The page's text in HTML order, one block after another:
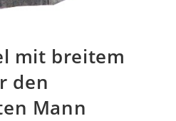
mit breitem
den
Mann